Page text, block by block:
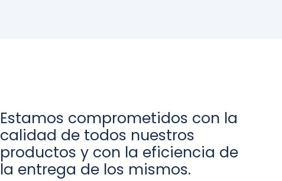
Estamos comprometidos con la
calidad de todos nuestros
productos y con la eficiencia de
la entrega de los mismos.